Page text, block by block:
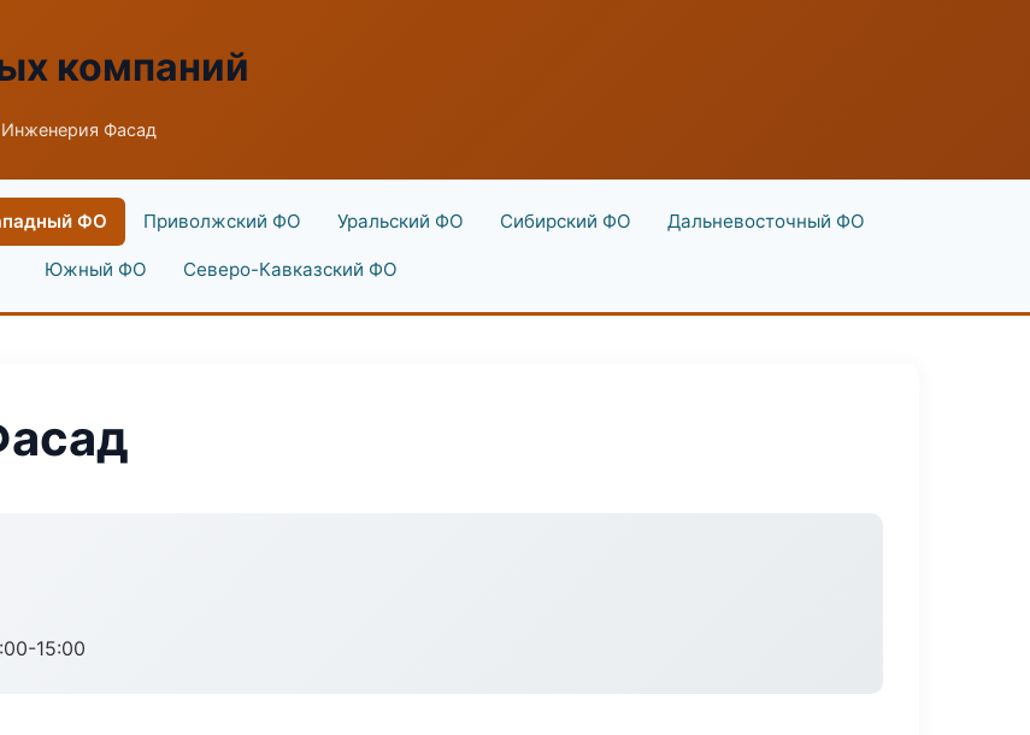
компаний
Фасад
ФО Приволжский ФО Уральский ФО Сибирский ФО Дальневосточный ФО
Южный ФО Северо-Кавказский ФО
15:00